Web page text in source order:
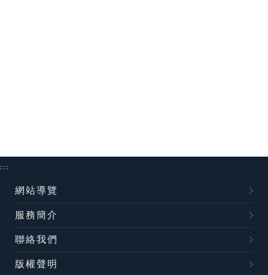
:::
網站導覽
服務簡介
聯絡我們
版權聲明